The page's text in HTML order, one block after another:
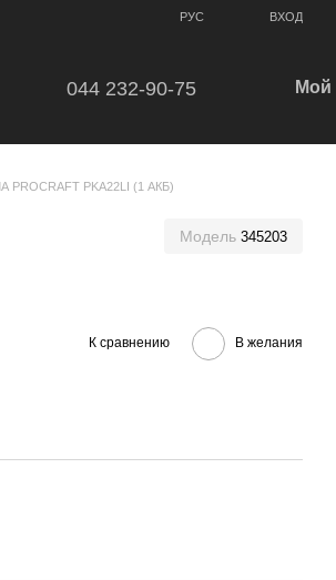
РУС ВХОД
044 232-90-75 Мой
PKA22LI (1 АКБ)
Модель 345203
К сравнению В желания